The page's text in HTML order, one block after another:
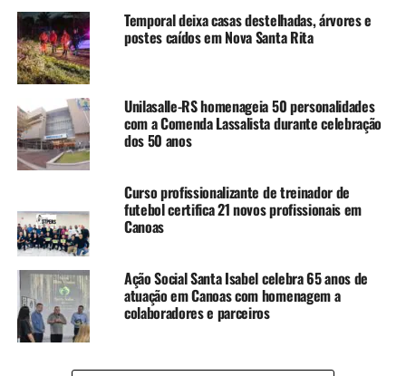
“A atividade de hoje marca
o pontapé inicial de uma
série de operações que
vamos realizar,
semanalmente, sempre
baseadas nos dados do
Observatório de Segurança.
São fornecidos todos os
detalhes da área, a região e
o horário das ocorrências.
Estamos no bairro Fátima,
mediante uma série de
Temporal deixa casas destelhadas, árvores e
postes caídos em Nova Santa Rita
Unilasalle-RS homenageia 50 personalidades
com a Comenda Lassalista durante celebração
dos 50 anos
Curso profissionalizante de treinador de
futebol certifica 21 novos profissionais em
Canoas
Ação Social Santa Isabel celebra 65 anos de
atuação em Canoas com homenagem a
colaboradores e parceiros